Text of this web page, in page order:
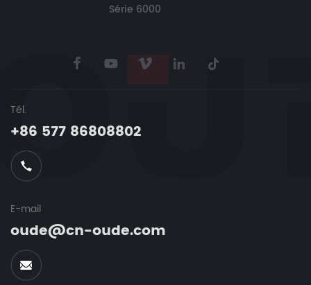
Série 6000
Tél.
+86 577 86808802
E-mail
oude@cn-oude.com